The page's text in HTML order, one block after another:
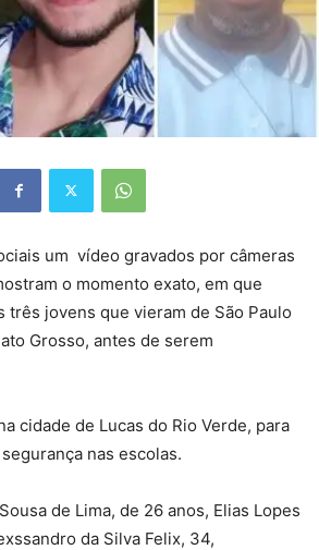
um vídeo gravados por câmeras
o momento exato, em que
três jovens que vieram de São Paulo
Grosso, antes de serem
cidade de Lucas do Rio Verde, para
nas escolas.
de Lima, de 26 anos, Elias Lopes
da Silva Felix, 34,